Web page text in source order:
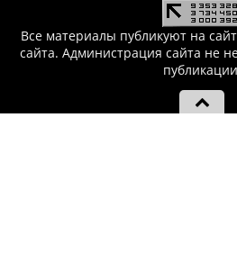
Все материалы публикуют на
сайта. Администрация сайта не